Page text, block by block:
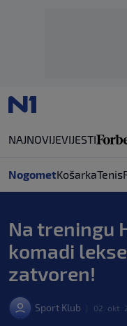
NAJNOVIJEVIJESTI
NogometKošarkaTenis
Na treningu
komadi
zatvoren!
Sport Klub 02. okt.